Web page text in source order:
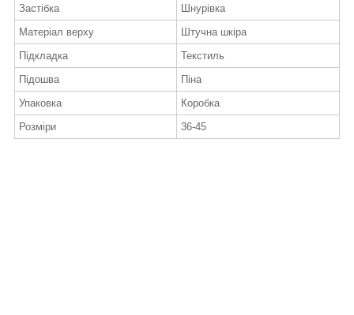
Застібка
Шнурівка
Матеріал верху
Штучна шкіра
Підкладка
Текстиль
Підошва
Піна
Упаковка
Коробка
Розміри
36-45